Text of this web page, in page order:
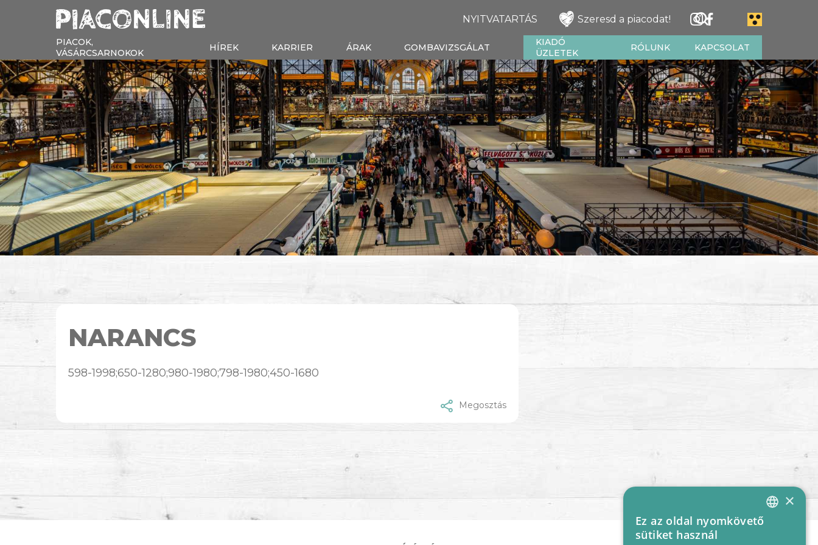
NYITVATARTÁS Szeresd a piacodat!
PIACOK,
VÁSÁRCSARNOKOK
HÍREK KARRIER ÁRAK GOMBAVIZSGÁLAT
KIADÓ
ÜZLETEK
RÓLUNK KAPCSOLAT
NARANCS
598-1998;650-1280;980-1980;798-1980;450-1680
Megosztás
HUNGARIAN
×
Ez az oldal nyomkövető
sütiket használ